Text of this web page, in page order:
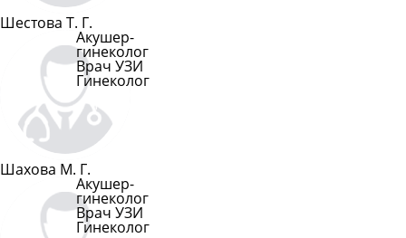
Шестова Т. Г.
Акушер-
гинеколог
Врач УЗИ
Гинеколог
Подробнее
Шахова М. Г.
Акушер-
гинеколог
Врач УЗИ
Гинеколог